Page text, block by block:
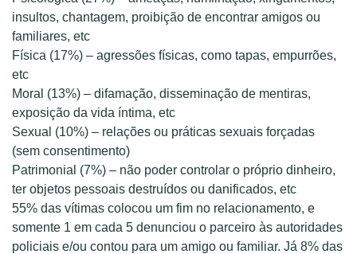
insultos, chantagem, proibição de encontrar amigos ou
familiares, etc
Física (17%) – agressões físicas, como tapas, empurrões,
etc
Moral (13%) – difamação, disseminação de mentiras,
exposição da vida íntima, etc
Sexual (10%) – relações ou práticas sexuais forçadas
(sem consentimento)
Patrimonial (7%) – não poder controlar o próprio dinheiro,
ter objetos pessoais destruídos ou danificados, etc
55% das vítimas colocou um fim no relacionamento, e
somente 1 em cada 5 denunciou o parceiro às autoridades
policiais e/ou contou para um amigo ou familiar. Já 8% das